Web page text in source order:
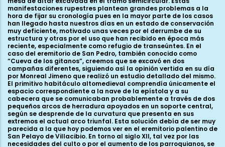
manifestaciones rupestres plantean grandes problemas a la
hora de fijar su cronología pues en la mayor parte de los casos
han llegado hasta nuestros días en un estado de conservación
muy deficiente, motivado unas veces por el derrumbe de su
estructura y otras por el uso que han recibido en época más
reciente, especialmente como refugio de transeúntes. En el
caso del eremitorio de San Pedro, también conocido como
“Cueva de los gitanos”, creemos que se excavó en dos
campañas diferentes, siguiendo así la opinión vertida en su día
por Monreal Jimeno que realizó un estudio detallado del mismo.
El primitivo habitáculo altomedieval comprendía únicamente el
espacio correspondiente a la nave de la epístola y a su
cabecera que se comunicaban probablemente a través de dos
pequeños arcos de herradura apoyados en un soporte central,
según se desprende de la curvatura que presenta en sus
extremos el actual arco triunfal. Esta solución debía de ser muy
parecida a la que hoy podemos ver en el eremitorio palentino de
San Pelayo de Villacibio. En torno al siglo XII, tal vez por las
necesidades del culto o por el aumento de los parroquianos, se